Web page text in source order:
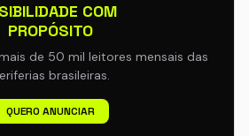
COM
PROPÓSITO
de 50 mil leitores mensais das
brasileiras.
QUERO ANUNCIAR